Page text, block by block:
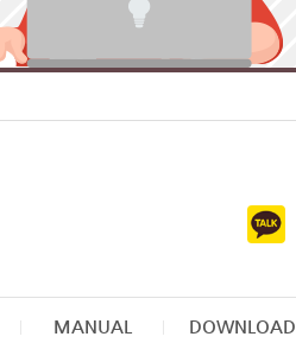
MANUAL DOWNLOAD